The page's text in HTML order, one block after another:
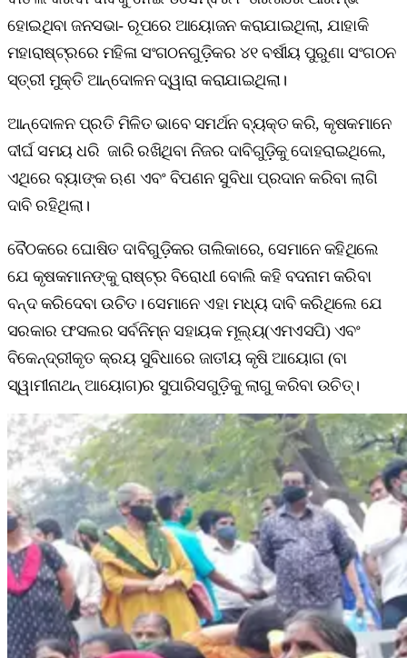
ହୋଇଥିବା ଜନସଭା- ରୂପରେ ଆୟୋଜନ କରାଯାଇଥିଲା, ଯାହାକି
ମହାରାଷ୍ଟ୍ରରେ ମହିଳା ସଂଗଠନଗୁଡ଼ିକର ୪୧ ବର୍ଷୀୟ ପୁରୁଣା ସଂଗଠନ
ସ୍ତ୍ରୀ ମୁକ୍ତି ଆନ୍ଦୋଳନ ଦ୍ୱାରା କରାଯାଇଥିଲା।
ଆନ୍ଦୋଳନ ପ୍ରତି ମିଳିତ ଭାବେ ସମର୍ଥନ ବ୍ୟକ୍ତ କରି, କୃଷକମାନେ
ଦୀର୍ଘ ସମୟ ଧରି ଜାରି ରଖିଥିବା ନିଜର ଦାବିଗୁଡ଼ିକୁ ଦୋହରାଇଥିଲେ,
ଏଥିରେ ବ୍ୟାଙ୍କ ଋଣ ଏବଂ ବିପଣନ ସୁବିଧା ପ୍ରଦାନ କରିବା ଲାଗି
ଦାବି ରହିଥିଲା।
ବୈଠକରେ ଘୋଷିତ ଦାବିଗୁଡ଼ିକର ତାଲିକାରେ, ସେମାନେ କହିଥିଲେ
ଯେ କୃଷକମାନଙ୍କୁ ରାଷ୍ଟ୍ର ବିରୋଧୀ ବୋଲି କହି ବଦନାମ କରିବା
ବନ୍ଦ କରିଦେବା ଉଚିତ। ସେମାନେ ଏହା ମଧ୍ୟ ଦାବି କରିଥିଲେ ଯେ
ସରକାର ଫସଲର ସର୍ବନିମ୍ନ ସହାୟକ ମୂଲ୍ୟ(ଏମଏସପି) ଏବଂ
ବିକେନ୍ଦ୍ରୀକୃତ କ୍ରୟ ସୁବିଧାରେ ଜାତୀୟ କୃଷି ଆୟୋଗ (ବା
ସ୍ୱାମୀନାଥନ୍ ଆୟୋଗ)ର ସୁପାରିସଗୁଡ଼ିକୁ ଲାଗୁ କରିବା ଉଚିତ୍।